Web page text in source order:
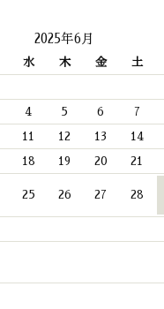
2025年6月
水 木 金 土
4 5 6 7
11 12 13 14
18 19 20 21
25 26 27 28